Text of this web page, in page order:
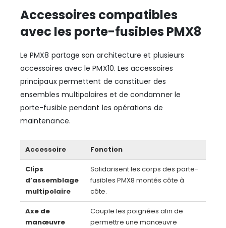
Accessoires compatibles
avec les porte-fusibles PMX8
Le PMX8 partage son architecture et plusieurs
accessoires avec le PMX10. Les accessoires
principaux permettent de constituer des
ensembles multipolaires et de condamner le
porte-fusible pendant les opérations de
maintenance.
Accessoire Fonction
Clips
d’assemblage
multipolaire
Solidarisent les corps des porte-
fusibles PMX8 montés côte à
côte.
Axe de
manœuvre
Couple les poignées afin de
permettre une manœuvre